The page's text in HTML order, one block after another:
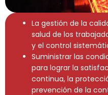
La gestión de la
salud de los
y el control
Suministrar las
para lograr la
continua, la
prevención de la